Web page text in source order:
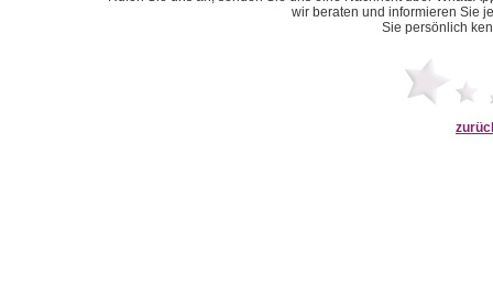
wir beraten und informieren Sie
Sie persönlich